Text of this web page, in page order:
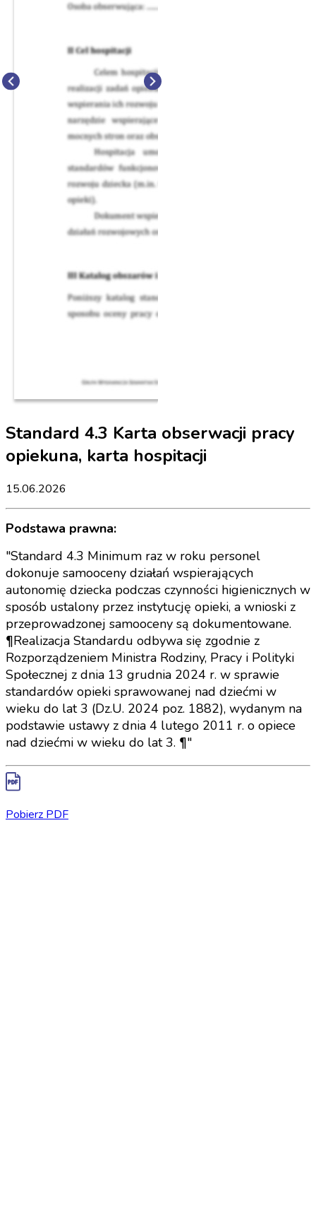
Standard 4.3 Karta obserwacji pracy
opiekuna, karta hospitacji
15.06.2026
Podstawa prawna:
"Standard 4.3 Minimum raz w roku personel
dokonuje samooceny działań wspierających
autonomię dziecka podczas czynności higienicznych w
sposób ustalony przez instytucję opieki, a wnioski z
przeprowadzonej samooceny są dokumentowane.
¶Realizacja Standardu odbywa się zgodnie z
Rozporządzeniem Ministra Rodziny, Pracy i Polityki
Społecznej z dnia 13 grudnia 2024 r. w sprawie
standardów opieki sprawowanej nad dziećmi w
wieku do lat 3 (Dz.U. 2024 poz. 1882), wydanym na
podstawie ustawy z dnia 4 lutego 2011 r. o opiece
nad dziećmi w wieku do lat 3. ¶"
Pobierz PDF